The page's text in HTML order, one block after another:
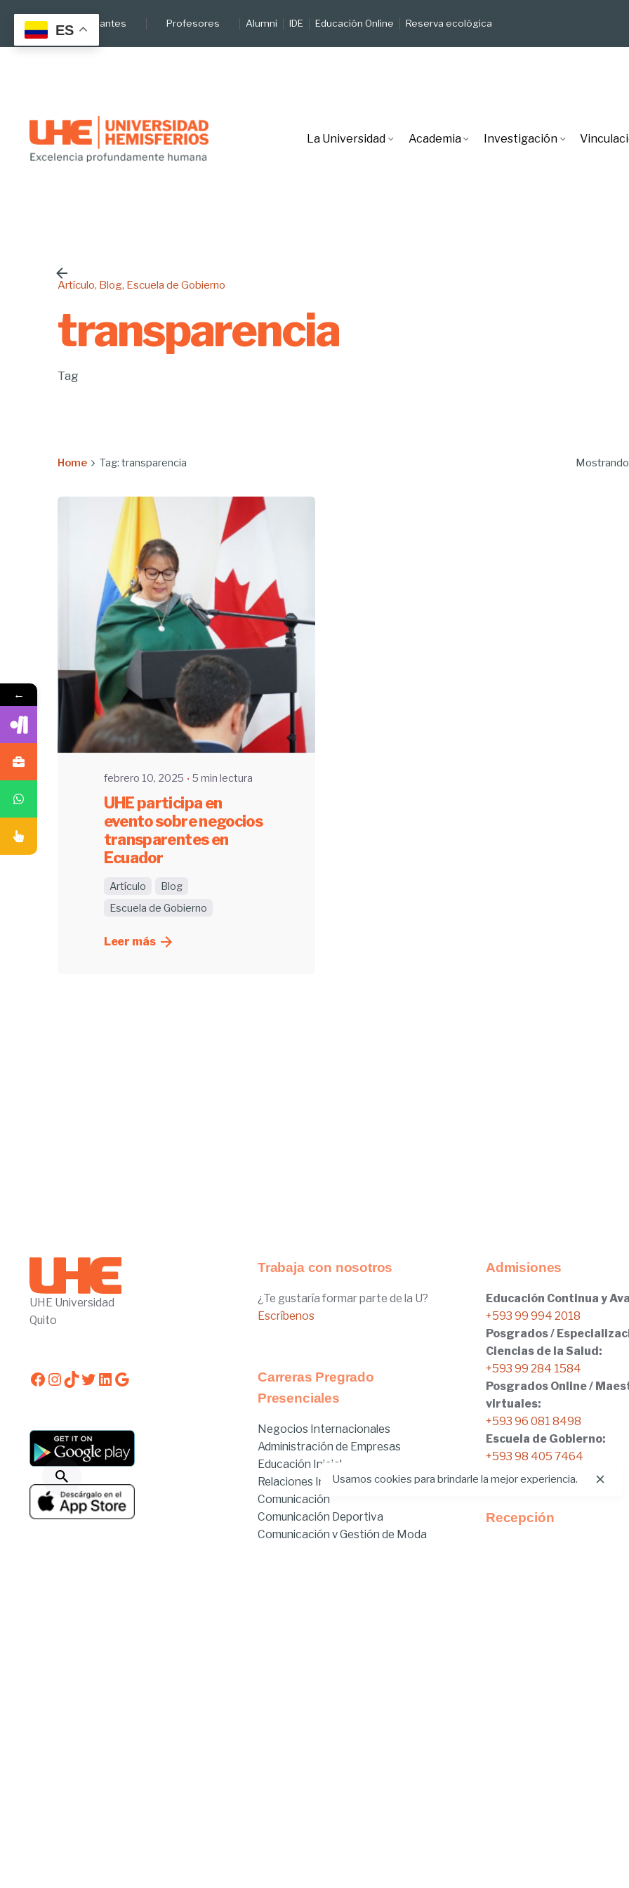
content
Estudiantes Profesores Alumni IDE Educación Online Reserva ecológica
La Universidad Academia Investigación
Artículo Blog Escuela de Gobierno
transparencia
Tag
Home Tag: transparencia
Enviado por
UHE
febrero 10, 2025 5 min lectura
UHE participa en
evento sobre negocios
transparentes en
Ecuador
Artículo
Blog
Escuela de Gobierno
Leer más
UHE Universidad
Quito
Facebook
Instagram
TikTok
Twitter
LinkedIn
Google
Trabaja con nosotros
¿Te gustaría formar parte de la U?
Escríbenos
Carreras Pregrado
Presenciales
Negocios Internacionales
Administración de Empresas
Educación Inicial
Relaciones Internacionales
Comunicación
Comunicación Deportiva
Comunicación y Gestión de Moda
Admisiones
Educación Continua y
+593 99 994 2018
Posgrados /
Ciencias de la Salud:
+593 99 284 1584
Posgrados Online /
virtuales:
+593 96 081 8498
Escuela de Gobierno:
+593 98 405 7464
Recepción
Usamos cookies para brindarle la mejor experiencia.
ES
←